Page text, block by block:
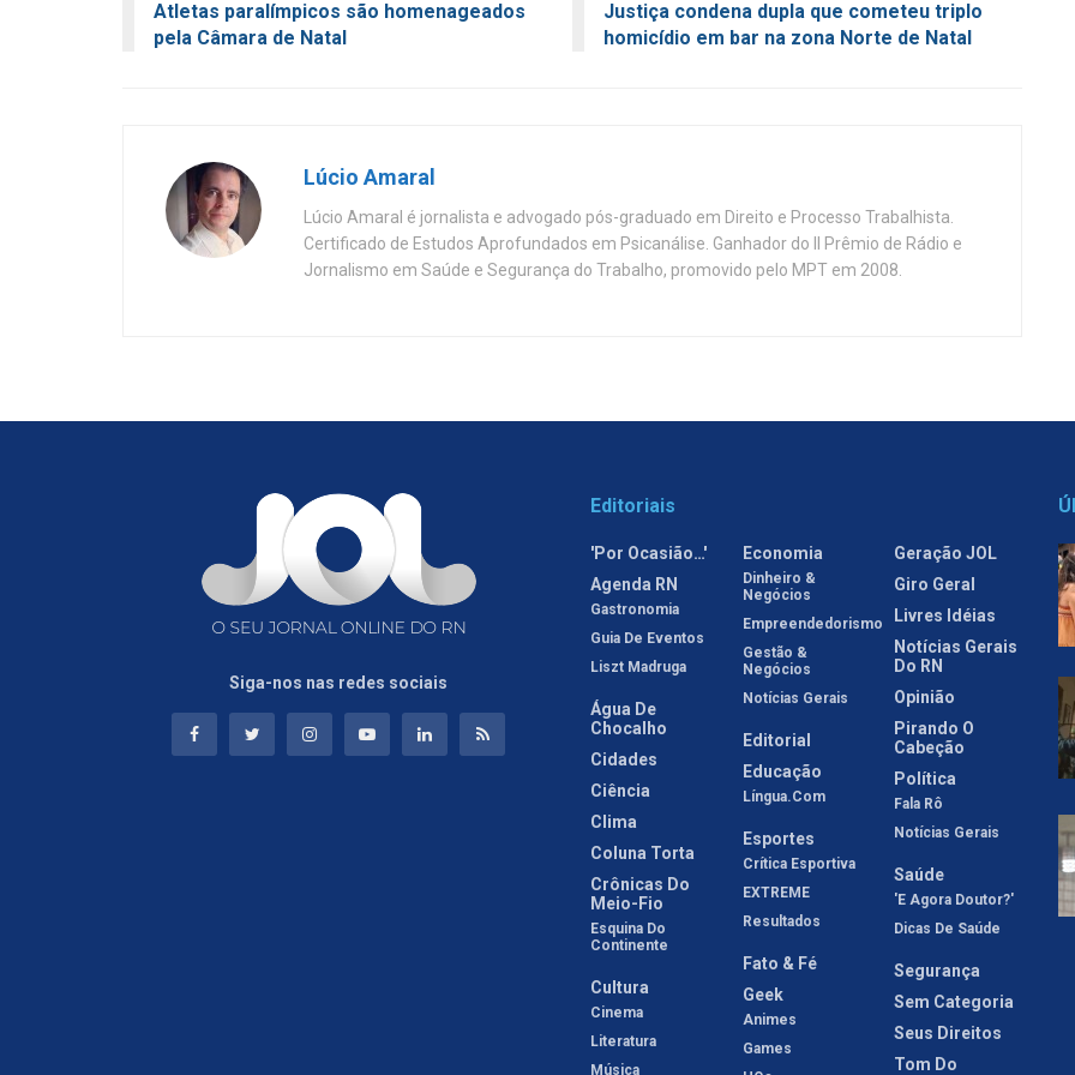
Atletas paralímpicos são homenageados
pela Câmara de Natal
Justiça condena dupla que cometeu triplo
homicídio em bar na zona Norte de Natal
Lúcio Amaral
Lúcio Amaral é jornalista e advogado pós-graduado em Direito e Processo Trabalhista.
Certificado de Estudos Aprofundados em Psicanálise. Ganhador do II Prêmio de Rádio e
Jornalismo em Saúde e Segurança do Trabalho, promovido pelo MPT em 2008.
Siga-nos nas redes sociais
Editoriais
'Por Ocasião…'
Agenda RN
Gastronomia
Guia De Eventos
Liszt Madruga
Água De
Chocalho
Cidades
Ciência
Clima
Coluna Torta
Crônicas Do
Meio-Fio
Esquina Do
Continente
Cultura
Cinema
Literatura
Música
Economia
Dinheiro &
Negócios
Empreendedorismo
Gestão &
Negócios
Notícias Gerais
Editorial
Educação
Língua.com
Esportes
Crítica Esportiva
EXTREME
Resultados
Fato & Fé
Geek
Animes
Games
Geração JOL
Giro Geral
Livres Idéias
Notícias Gerais
Do RN
Opinião
Pirando O
Cabeção
Política
Fala Rô
Notícias Gerais
Saúde
'E Agora Doutor?'
Dicas De Saúde
Segurança
Sem Categoria
Seus Direitos
Tom Do